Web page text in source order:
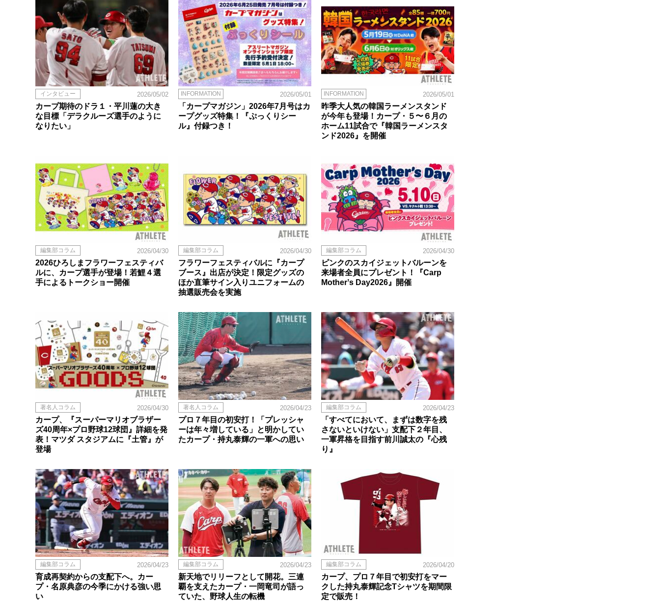
インタビュー 2026/05/02
カープ期待のドラ１・平川蓮の大き
な目標「デラクルーズ選手のように
なりたい」
INFORMATION 2026/05/01
「カープマガジン」2026年7月号はカ
ープグッズ特集！『ぷっくりシー
ル』付録つき！
INFORMATION 2026/05/01
昨季大人気の韓国ラーメンスタンド
が今年も登場！カープ・５〜６月の
ホーム11試合で『韓国ラーメンスタ
ンド2026』を開催
編集部コラム 2026/04/30
2026ひろしまフラワーフェスティバ
ルに、カープ選手が登場！若鯉４選
手によるトークショー開催
編集部コラム 2026/04/30
フラワーフェスティバルに『カープ
ブース』出店が決定！限定グッズの
ほか直筆サイン入りユニフォームの
抽選販売会を実施
編集部コラム 2026/04/30
ピンクのスカイジェットバルーンを
来場者全員にプレゼント！『Carp
Motherʼs Day2026』開催
著名人コラム 2026/04/30
カープ、『スーパーマリオブラザー
ズ40周年×プロ野球12球団』詳細を発
表！マツダ スタジアムに『土管』が
登場
著名人コラム 2026/04/23
プロ７年目の初安打！「プレッシャ
ーは年々増している」と明かしてい
たカープ・持丸泰輝の一軍への思い
編集部コラム 2026/04/23
「すべてにおいて、まずは数字を残
さないといけない」支配下２年目、
一軍昇格を目指す前川誠太の『心残
り』
編集部コラム 2026/04/23
育成再契約からの支配下へ。カー
プ・名原典彦の今季にかける強い思
い
編集部コラム 2026/04/23
新天地でリリーフとして開花。三連
覇を支えたカープ・一岡竜司が語っ
ていた、野球人生の転機
編集部コラム 2026/04/20
カープ、プロ７年目で初安打をマー
クした持丸泰輝記念Tシャツを期間限
定で販売！